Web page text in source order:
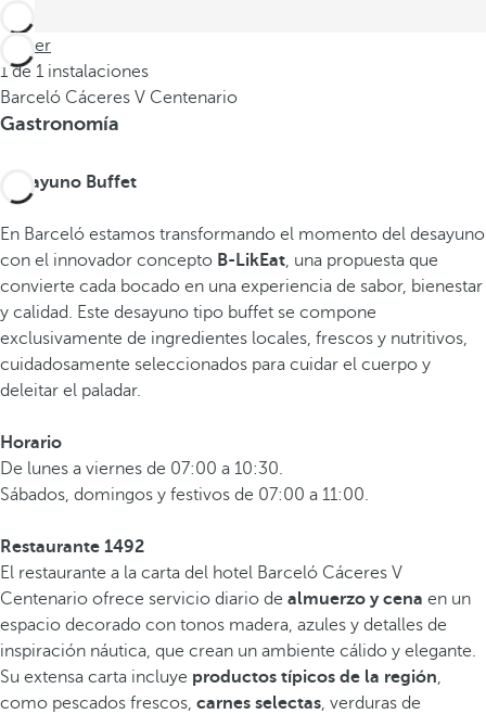
Volver
1 de 1 instalaciones
Barceló Cáceres V Centenario
Gastronomía
Desayuno Buffet
En Barceló estamos transformando el momento del desayuno
con el innovador concepto B-LikEat, una propuesta que
convierte cada bocado en una experiencia de sabor, bienestar
y calidad. Este desayuno tipo buffet se compone
exclusivamente de ingredientes locales, frescos y nutritivos,
cuidadosamente seleccionados para cuidar el cuerpo y
deleitar el paladar.
Horario
De lunes a viernes de 07:00 a 10:30.
Sábados, domingos y festivos de 07:00 a 11:00.
Restaurante 1492
El restaurante a la carta del hotel Barceló Cáceres V
Centenario ofrece servicio diario de almuerzo y cena en un
espacio decorado con tonos madera, azules y detalles de
inspiración náutica, que crean un ambiente cálido y elegante.
Su extensa carta incluye productos típicos de la región,
como pescados frescos, carnes selectas, verduras de